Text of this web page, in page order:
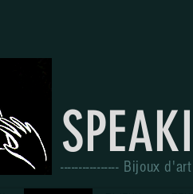
---------------- Bijoux